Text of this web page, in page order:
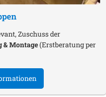
Zuschuss der
& Montage(Erstberatung per